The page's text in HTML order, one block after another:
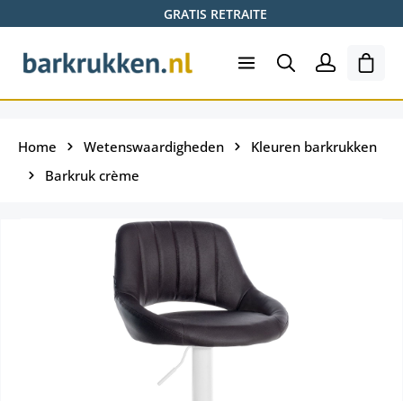
GRATIS RETRAITE
Home Wetenswaardigheden
Kleuren barkrukken
Barkruk crème